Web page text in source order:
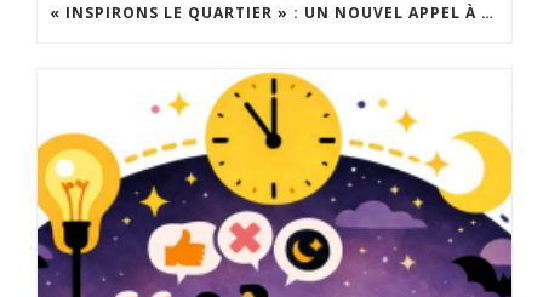
« INSPIRONS LE QUARTIER » : UN NOUVEL APPEL À PROJETS EST LANCÉ !